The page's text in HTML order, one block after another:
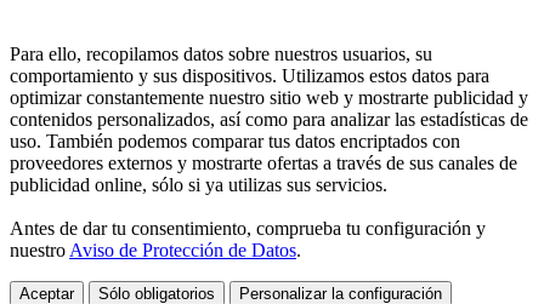
Para ello, recopilamos datos sobre nuestros usuarios, su
comportamiento y sus dispositivos. Utilizamos estos datos para
optimizar constantemente nuestro sitio web y mostrarte publicidad y
contenidos personalizados, así como para analizar las estadísticas de
uso. También podemos comparar tus datos encriptados con
proveedores externos y mostrarte ofertas a través de sus canales de
publicidad online, sólo si ya utilizas sus servicios.
Antes de dar tu consentimiento, comprueba tu configuración y
nuestro Aviso de Protección de Datos.
Aceptar Sólo obligatorios Personalizar la configuración